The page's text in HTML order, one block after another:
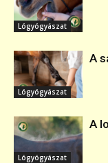
Lógyógyászat
Lógyógyászat
A
Lógyógyászat
A